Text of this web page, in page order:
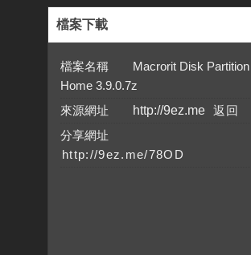
檔案下載
檔案名稱 Macrorit Disk Partition
Home 3.9.0.7z
來源網址
http://9ez.me
分享網址